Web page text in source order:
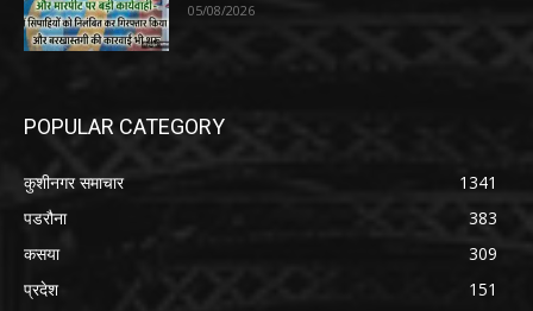
05/08/2026
POPULAR CATEGORY
कुशीनगर समाचार
1341
पडरौना
383
कसया
309
प्रदेश
151